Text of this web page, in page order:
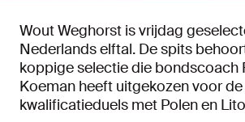
Wout Weghorst is vrijdag
Nederlands elftal. De spits
koppige selectie die bondscoach
Koeman heeft uitgekozen voor
kwalificatieduels met Polen en